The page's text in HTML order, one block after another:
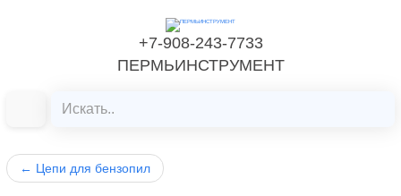
+7-908-243-7733
ПЕРМЬИНСТРУМЕНТ
← Цепи для бензопил